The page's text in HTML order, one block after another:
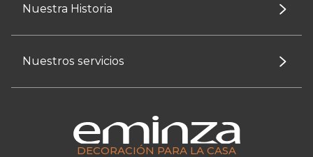
Nuestra Historia
Nuestros servicios
DECORACIÓN PARA LA CASA